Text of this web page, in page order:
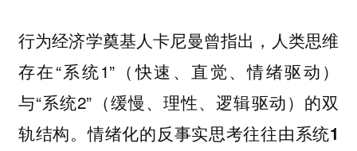
行为经济学奠基人卡尼曼曾指出，人类思维
存在“系统1”（快速、直觉、情绪驱动）
与“系统2”（缓慢、理性、逻辑驱动）的双
轨结构。情绪化的反事实思考往往由系统1